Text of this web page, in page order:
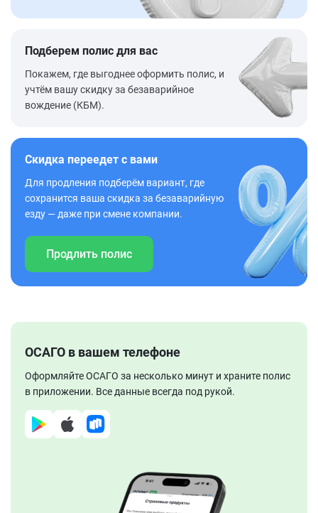
Подберем полис для вас
Покажем, где выгоднее оформить полис, и
учтём вашу скидку за безаварийное
вождение (КБМ).
Скидка переедет с вами
Для продления подберём вариант, где
сохранится ваша скидка за безаварийную
езду — даже при смене компании.
Продлить полис
ОСАГО в вашем телефоне
Оформляйте ОСАГО за несколько минут и храните полис
в приложении. Все данные всегда под рукой.